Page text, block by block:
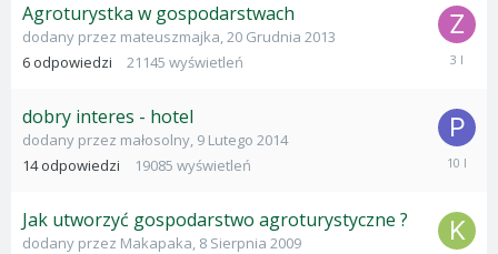
Agroturystka w gospodarstwach
dodany przez mateuszmajka,20 Grudnia 2013
6 odpowiedzi 21145 wyświetleń
22
dobry interes - hotel
dodany przez małosolny, 9 Lutego 2014
14 odpowiedzi 19085 wyświetleń
12
Jak utworzyć gospodarstwo agroturystyczne ?
dodany przez Makapaka, 8 Sierpnia 2009